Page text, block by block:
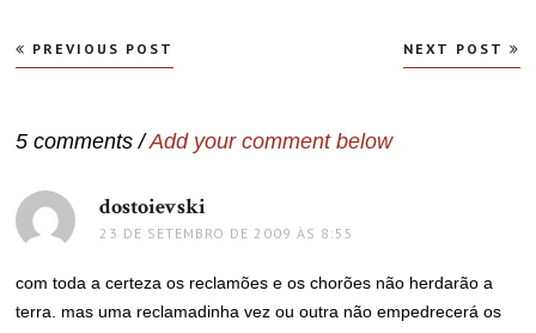
Navegação
de
PREVIOUS POST NEXT POST
5 comments /Add your comment below
dostoievski
23 DE SETEMBRO DE 2009 ÀS 8:55
com toda a certeza os reclamões e os chorões não herdarão a
terra. mas uma reclamadinha vez ou outra não empedrecerá os